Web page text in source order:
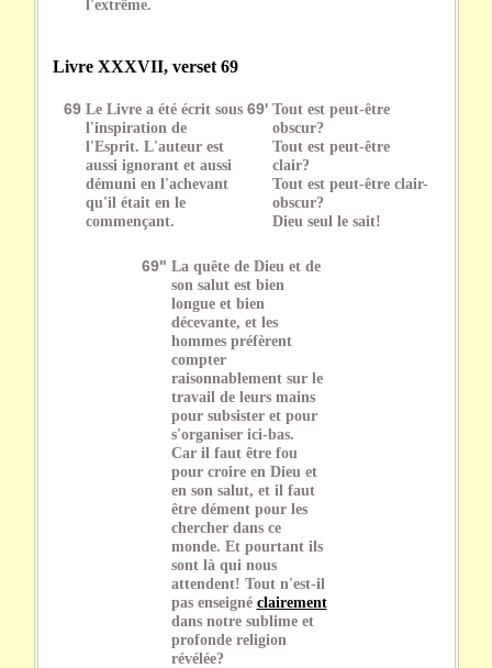
l'extrême.
Livre XXXVII, verset 69
69 Le Livre a été écrit sous
l'inspiration de
l'Esprit. L'auteur est
aussi ignorant et aussi
démuni en l'achevant
qu'il était en le
commençant.
69' Tout est peut-être
obscur?
Tout est peut-être
clair?
Tout est peut-être clair-
obscur?
Dieu seul le sait!
69" La quête de Dieu et de
son salut est bien
longue et bien
décevante, et les
hommes préfèrent
compter
raisonnablement sur le
travail de leurs mains
pour subsister et pour
s'organiser ici-bas.
Car il faut être fou
pour croire en Dieu et
en son salut, et il faut
être dément pour les
chercher dans ce
monde. Et pourtant ils
sont là qui nous
attendent! Tout n'est-il
pas enseigné clairement
dans notre sublime et
profonde religion
révélée?